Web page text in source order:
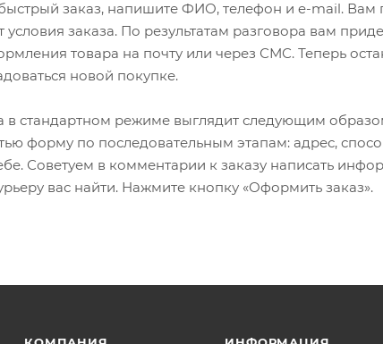
заказ, напишите ФИО, телефон и e-mail. Вам
заказа. По результатам разговора вам
товара на почту или через СМС. Теперь
новой покупке.
в стандартном режиме выглядит следующим
форму по последовательным этапам: адрес,
Советуем в комментарии к заказу написать
вас найти. Нажмите кнопку «Оформить заказ».